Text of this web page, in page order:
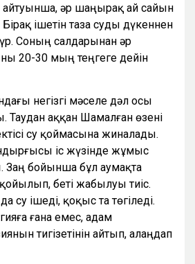
айтуынша, әр шаңырақ ай сайын
Бірақ ішетін таза суды дүкеннен
Соның салдарынан әр
20-30 мың теңгеге дейін
негізгі мәселе дәл осы
Таудан аққан Шамалған өзені
су қоймасына жиналады.
іс жүзінде жұмыс
Заң бойынша бұл аумақта
беті жабылуы тиіс.
су ішеді, қоқыс та төгіледі.
ғана емес, адам
тигізетінін айтып, алаңдап